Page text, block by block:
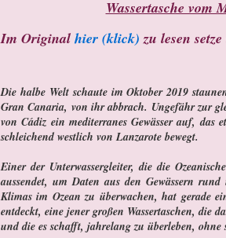
Wassertasche vom
Im Original hier (klick) zu lesen
Die halbe Welt schaute im Oktober 2019
Gran Canaria, von ihr abbrach. Ungefähr zur
von Cádiz ein mediterranes Gewässer auf,
schleichend westlich von Lanzarote bewegt.
Einer der Unterwassergleiter, die die
aussendet, um Daten aus den Gewässern
Klimas im Ozean zu überwachen, hat gerade
entdeckt, eine jener großen Wassertaschen, die
und die es schafft, jahrelang zu überleben,